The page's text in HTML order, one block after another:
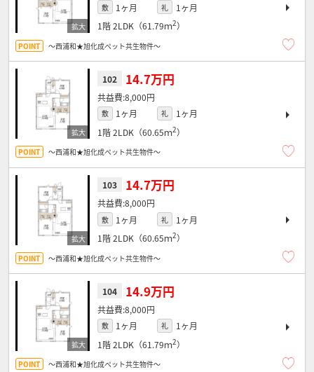
敷 1ヶ月 礼
1ヶ月
1階2LDK（61.79ｍ2）
～西浦和★旭化成ペット共生物件～
102 14.7万円
8,000円
敷 1ヶ月 礼
1ヶ月
1階2LDK（60.65ｍ2）
～西浦和★旭化成ペット共生物件～
103 14.7万円
8,000円
敷 1ヶ月 礼
1ヶ月
1階2LDK（60.65ｍ2）
～西浦和★旭化成ペット共生物件～
104 14.9万円
8,000円
敷 1ヶ月 礼
1ヶ月
1階2LDK（61.79ｍ2）
～西浦和★旭化成ペット共生物件～